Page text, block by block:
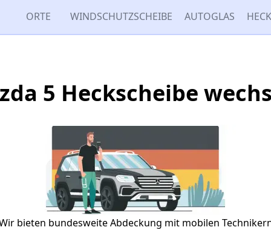
ORTE WINDSCHUTZSCHEIBE AUTOGLAS
5 Heckscheibe
bieten bundesweite Abdeckung mit mobilen